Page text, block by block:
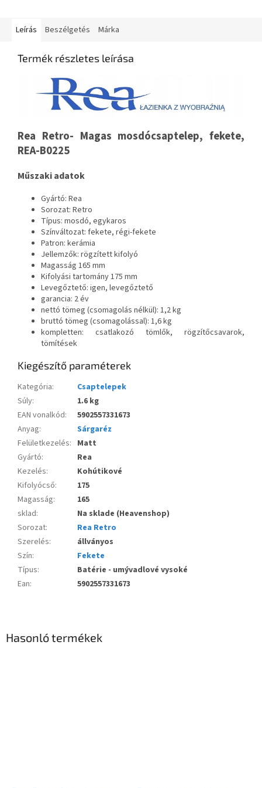
Leírás Beszélgetés Márka
Termék részletes leírása
Rea Retro- Magas mosdócsaptelep, fekete,
REA-B0225
Műszaki adatok
Gyártó: Rea
Sorozat: Retro
Típus: mosdó, egykaros
Színváltozat: fekete, régi-fekete
Patron: kerámia
Jellemzők: rögzített kifolyó
Magasság 165 mm
Kifolyási tartomány 175 mm
Levegőztető: igen, levegőztető
garancia: 2 év
nettó tömeg (csomagolás nélkül): 1,2 kg
bruttó tömeg (csomagolással): 1,6 kg
kompletten: csatlakozó tömlők, rögzítőcsavarok,
tömítések
Kiegészítő paraméterek
Kategória:
Csaptelepek
Súly:
1.6 kg
EAN vonalkód:
5902557331673
Anyag:
Sárgaréz
Felületkezelés: Matt
Gyártó:
Rea
Kezelés:
Kohútikové
Kifolyócső:
175
Magasság:
165
sklad:
Na sklade (Heavenshop)
Sorozat:
Rea Retro
Szerelés:
állványos
Szín:
Fekete
Típus:
Batérie - umývadlové vysoké
Ean: 5902557331673
Hasonló termékek